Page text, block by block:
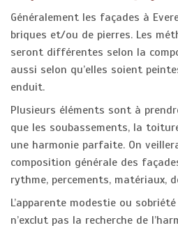
Généralement les façades à
briques et/ou de pierres. Les
seront différentes selon la
aussi selon qu’elles soient
enduit.
Plusieurs éléments sont à
que les soubassements, la
une harmonie parfaite. On
composition générale des
rythme, percements, matériaux,
L’apparente modestie ou
n’exclut pas la recherche de